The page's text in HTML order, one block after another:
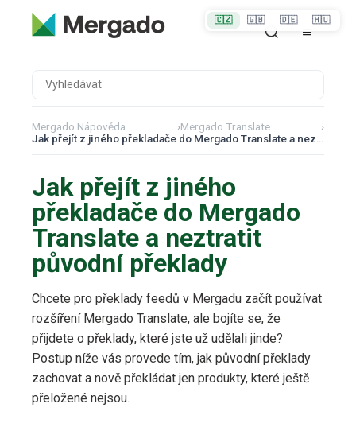
Mergado Nápověda ›Mergado Translate
›
Jak přejít z jiného překladače do Mergado Translate a neztratit původní překlady
Jak přejít z jiného
překladače do Mergado
Translate a neztratit
původní překlady
Chcete pro překlady feedů v Mergadu začít používat
rozšíření Mergado Translate, ale bojíte se, že
přijdete o překlady, které jste už udělali jinde?
Postup níže vás provede tím, jak původní překlady
zachovat a nově překládat jen produkty, které ještě
přeložené nejsou.
🇨🇿 🇬🇧 🇩🇪 🇭🇺